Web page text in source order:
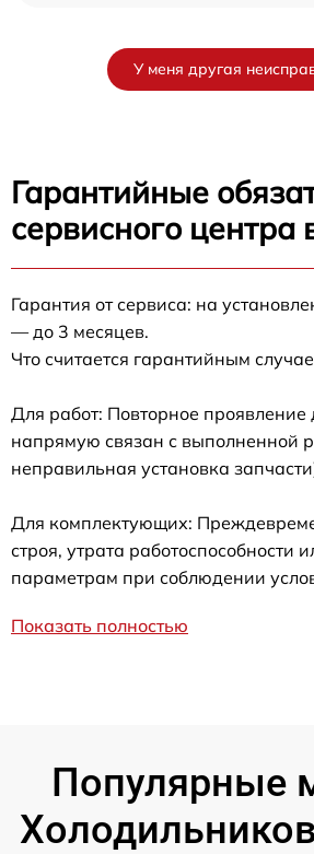
У меня другая
Гарантийные
сервисного центра
Гарантия от сервиса: на
— до 3 месяцев.
Что считается гарантийным
Для работ: Повторное проявление
напрямую связан с выполненной
неправильная установка
Для комплектующих:
строя, утрата работоспособности
параметрам при соблюдении
Показать полностью
Популярные